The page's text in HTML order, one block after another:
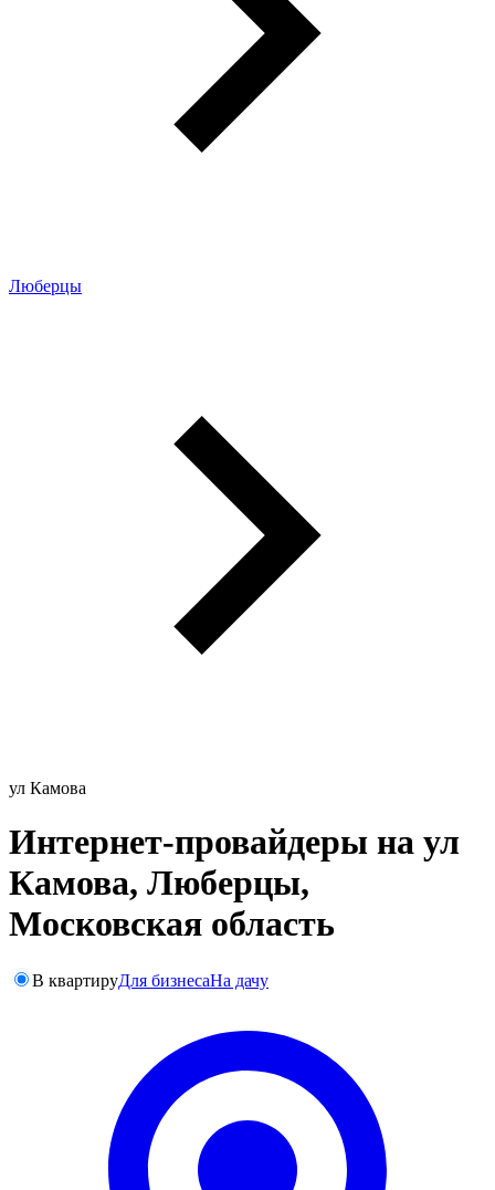
Люберцы
ул Камова
Интернет-провайдеры на ул
Камова, Люберцы,
Московская область
В квартируДля бизнесаНа дачу